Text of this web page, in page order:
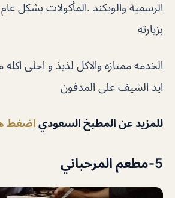
الرسمية والويكند .المأكولات بشكل
بزيارته
الخدمه ممتازه والاكل لذيذ و احلى
ايد الشيف على المدفون
للمزيد عن المطبخ السعودي اضغط
5-مطعم المرحباني